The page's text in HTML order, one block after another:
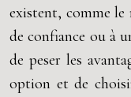
existent, comme le
de confiance ou à
de peser les
option et de